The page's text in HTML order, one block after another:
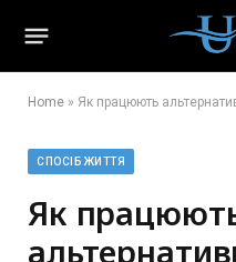
Home » Як працюють альтернативні
СПОСІБ ЖИТТЯ
Як